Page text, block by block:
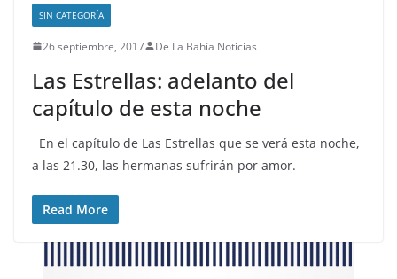
SIN CATEGORÍA
26 septiembre, 2017 De La Bahía Noticias
Las Estrellas: adelanto del
capítulo de esta noche
En el capítulo de Las Estrellas que se verá esta noche,
a las 21.30, las hermanas sufrirán por amor.
Read More